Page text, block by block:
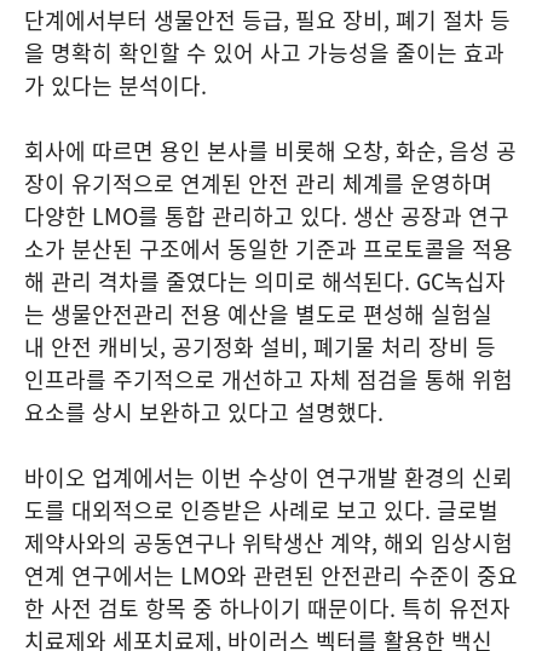
단계에서부터 생물안전 등급, 필요 장비, 폐기 절차 등
을 명확히 확인할 수 있어 사고 가능성을 줄이는 효과
가 있다는 분석이다.
회사에 따르면 용인 본사를 비롯해 오창, 화순, 음성 공
장이 유기적으로 연계된 안전 관리 체계를 운영하며
다양한 LMO를 통합 관리하고 있다. 생산 공장과 연구
소가 분산된 구조에서 동일한 기준과 프로토콜을 적용
해 관리 격차를 줄였다는 의미로 해석된다. GC녹십자
는 생물안전관리 전용 예산을 별도로 편성해 실험실
내 안전 캐비닛, 공기정화 설비, 폐기물 처리 장비 등
인프라를 주기적으로 개선하고 자체 점검을 통해 위험
요소를 상시 보완하고 있다고 설명했다.
바이오 업계에서는 이번 수상이 연구개발 환경의 신뢰
도를 대외적으로 인증받은 사례로 보고 있다. 글로벌
제약사와의 공동연구나 위탁생산 계약, 해외 임상시험
연계 연구에서는 LMO와 관련된 안전관리 수준이 중요
한 사전 검토 항목 중 하나이기 때문이다. 특히 유전자
치료제와 세포치료제, 바이러스 벡터를 활용한 백신